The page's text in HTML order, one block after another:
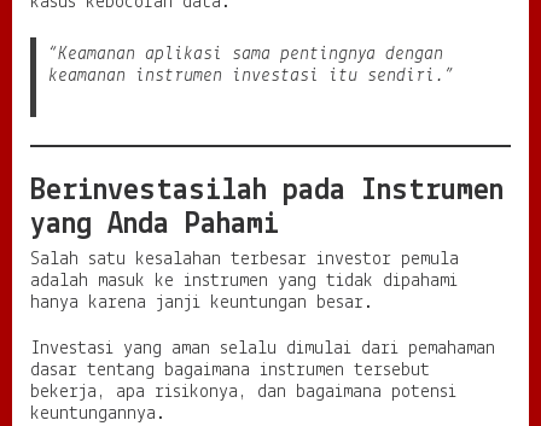
“Keamanan aplikasi sama pentingnya dengan
keamanan instrumen investasi itu sendiri.”
Berinvestasilah pada Instrumen
yang Anda Pahami
Salah satu kesalahan terbesar investor pemula
adalah masuk ke instrumen yang tidak dipahami
hanya karena janji keuntungan besar.
Investasi yang aman selalu dimulai dari pemahaman
dasar tentang bagaimana instrumen tersebut
bekerja, apa risikonya, dan bagaimana potensi
keuntungannya.